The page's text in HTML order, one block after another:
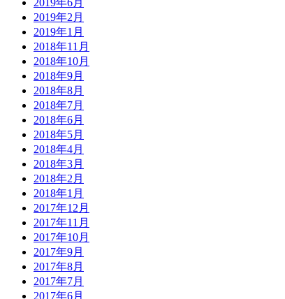
2019年6月
2019年2月
2019年1月
2018年11月
2018年10月
2018年9月
2018年8月
2018年7月
2018年6月
2018年5月
2018年4月
2018年3月
2018年2月
2018年1月
2017年12月
2017年11月
2017年10月
2017年9月
2017年8月
2017年7月
2017年6月